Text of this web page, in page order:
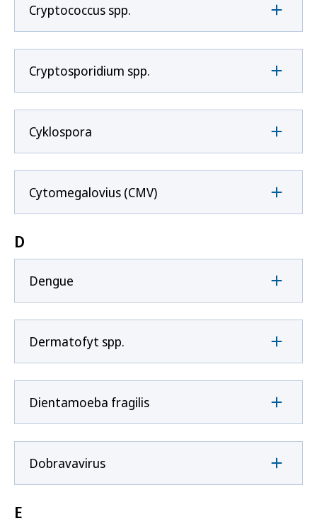
Cryptococcus spp.
Cryptosporidium spp.
Cyklospora
Cytomegalovius (CMV)
D
Dengue
Dermatofyt spp.
Dientamoeba fragilis
Dobravavirus
E